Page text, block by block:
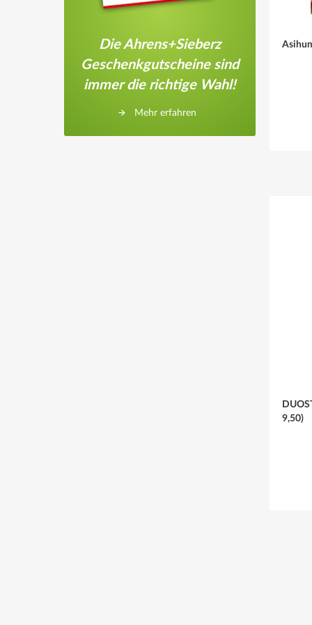
Die Ahrens+Sieberz
Geschenkgutscheine sind
immer die richtige Wahl!
Mehr erfahren
9,50)